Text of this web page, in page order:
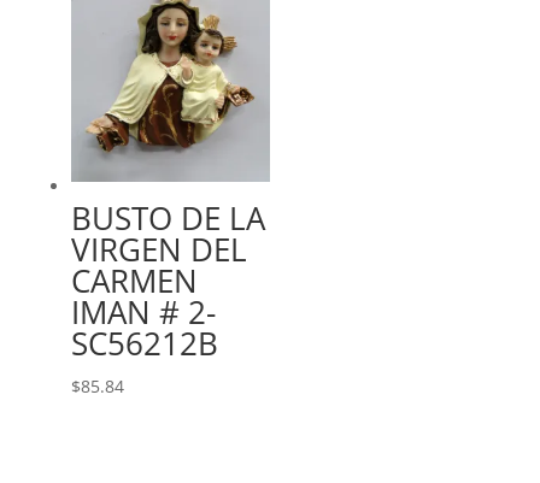
BUSTO DE LA
VIRGEN DEL
CARMEN
IMAN # 2-
SC56212B
$85.84